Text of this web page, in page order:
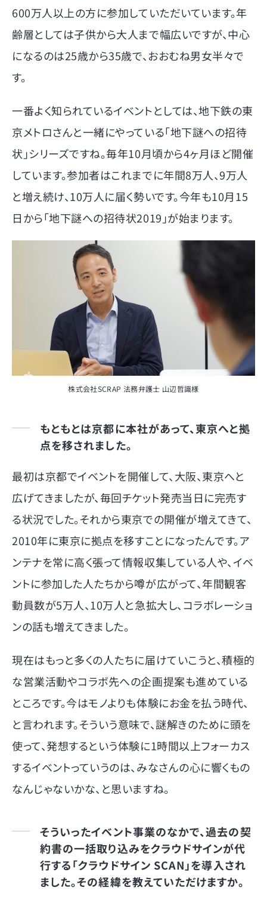
600万人以上の方に参加していただいています。年
齢層としては子供から大人まで幅広いですが、中心
になるのは25歳から35歳で、おおむね男女半々で
す。
一番よく知られているイベントとしては、地下鉄の東
京メトロさんと一緒にやっている「地下謎への招待
状」シリーズですね。毎年10月頃から4ヶ月ほど開催
しています。参加者はこれまでに年間8万人、9万人
と増え続け、10万人に届く勢いです。今年も10月15
日から「地下謎への招待状2019」が始まります。
株式会社SCRAP 法務弁護士 山辺哲識様
もともとは京都に本社があって、東京へと拠
点を移されました。
最初は京都でイベントを開催して、大阪、東京へと
広げてきましたが、毎回チケット発売当日に完売す
る状況でした。それから東京での開催が増えてきて、
2010年に東京に拠点を移すことになったんです。ア
ンテナを常に高く張って情報収集している人や、イベ
ントに参加した人たちから噂が広がって、年間観客
動員数が5万人、10万人と急拡大し、コラボレーショ
ンの話も増えてきました。
現在はもっと多くの人たちに届けていこうと、積極的
な営業活動やコラボ先への企画提案も進めている
ところです。今はモノよりも体験にお金を払う時代、
と言われます。そういう意味で、謎解きのために頭を
使って、発想するという体験に1時間以上フォーカス
するイベントっていうのは、みなさんの心に響くもの
なんじゃないかな、と思いますね。
そういったイベント事業のなかで、過去の契
約書の一括取り込みをクラウドサインが代
行する「クラウドサイン SCAN」を導入され
ました。その経緯を教えていただけますか。